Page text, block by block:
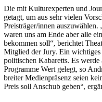
Die mit Kulturexperten und
getagt, um aus sehr vielen
Preisträger/innen
waren uns am Ende aber alle
bekommen soll“, berichtet
Mitglied der Jury. Ein
politischen Kabaretts. Es
Programme Wert gelegt, so
breiter Medienpräsenz seien
Preis soll Anschub geben“,